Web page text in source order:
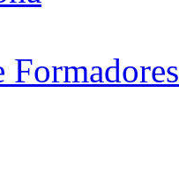
Formadores